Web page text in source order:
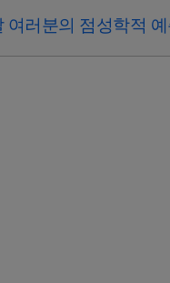
여러분의 점성학적